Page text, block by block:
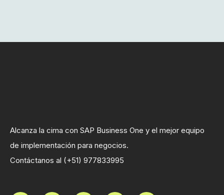
Alcanza la cima con SAP Business One y el mejor equipo
de implementación para negocios.
Contáctanos al (+51) 977833995